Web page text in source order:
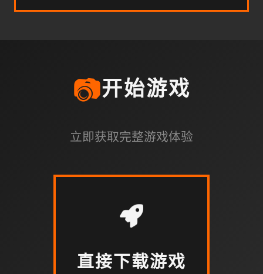
📷开始游戏
立即获取完整游戏体验
直接下载游戏